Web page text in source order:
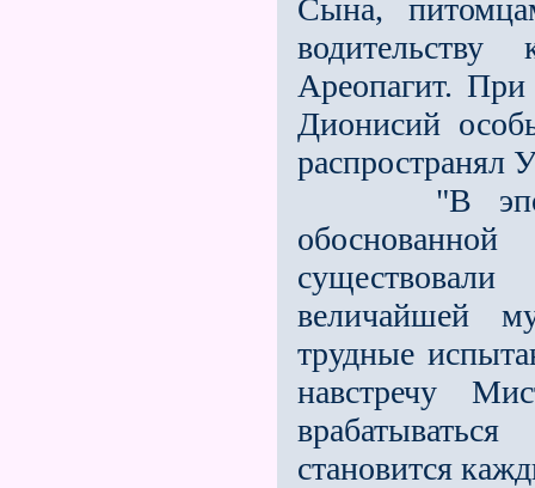
Сына,
Ареопагит.
Дионисий
распростра­нял
"В эпоху
величайшей
трудные
навстречу
становится